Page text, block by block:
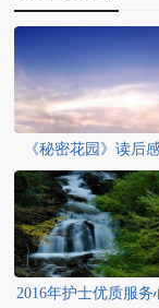
《秘密花园》读后
2016年护士优质服务